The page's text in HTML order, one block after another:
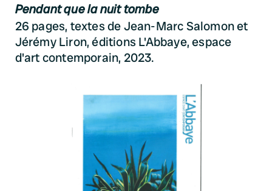
Pendant que la nuit tombe
26 pages, textes de Jean-Marc Salomon et
Jérémy Liron, éditions L'Abbaye, espace
d'art contemporain, 2023.